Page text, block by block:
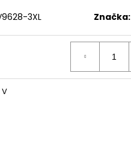
3XL Značka: